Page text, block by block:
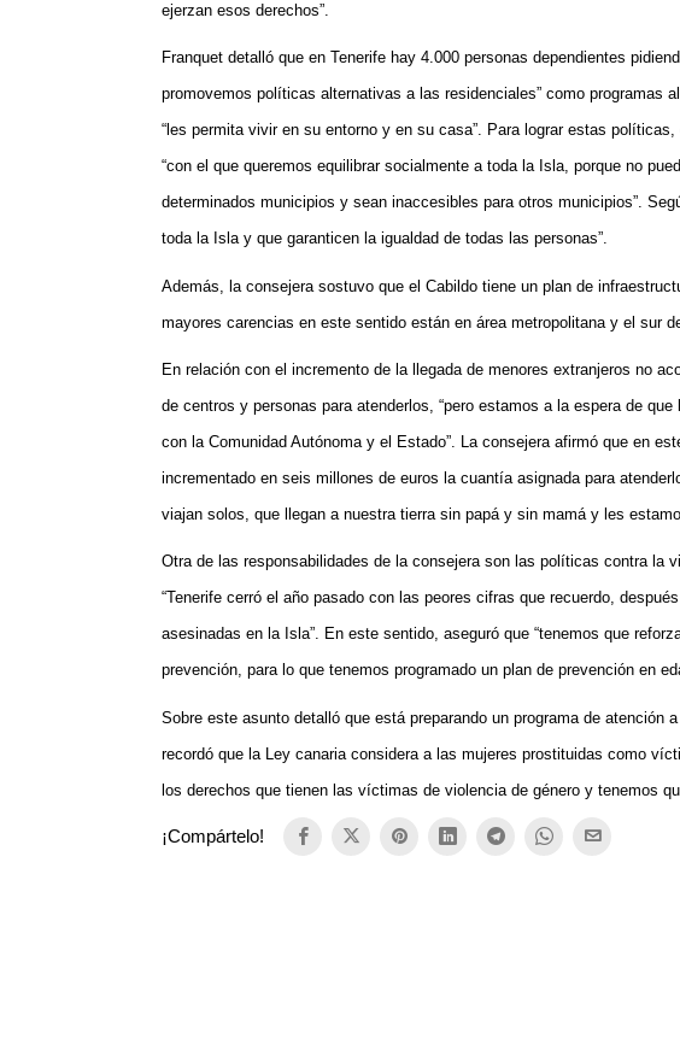
ejerzan esos derechos”.
Franquet detalló que en Tenerife hay 4.000 personas dependientes
promovemos políticas alternativas a las residenciales” como programas
“les permita vivir en su entorno y en su casa”. Para lograr estas
“con el que queremos equilibrar socialmente a toda la Isla, porque no
determinados municipios y sean inaccesibles para otros municipios”.
toda la Isla y que garanticen la igualdad de todas las personas”.
Además, la consejera sostuvo que el Cabildo tiene un plan de
mayores carencias en este sentido están en área metropolitana y el sur
En relación con el incremento de la llegada de menores extranjeros no
de centros y personas para atenderlos, “pero estamos a la espera de
con la Comunidad Autónoma y el Estado”. La consejera afirmó que en
incrementado en seis millones de euros la cuantía asignada para
viajan solos, que llegan a nuestra tierra sin papá y sin mamá y les
Otra de las responsabilidades de la consejera son las políticas contra la
“Tenerife cerró el año pasado con las peores cifrasque recuerdo,
asesinadas en la Isla”. En este sentido, aseguró que “tenemos que
prevención, para lo que tenemos programado un plan de prevención en
Sobre este asunto detalló que está preparando un programa de
recordó que la Ley canaria considera a las mujeres prostituidas como
los derechos que tienen las víctimas de violencia de género y tenemos
¡Compártelo!